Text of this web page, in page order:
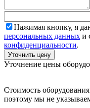
Нажимая кнопку, я
персональных данных и
конфиденциальности.
Уточнить цену
Уточнение цены
Стоимость
поэтому мы не